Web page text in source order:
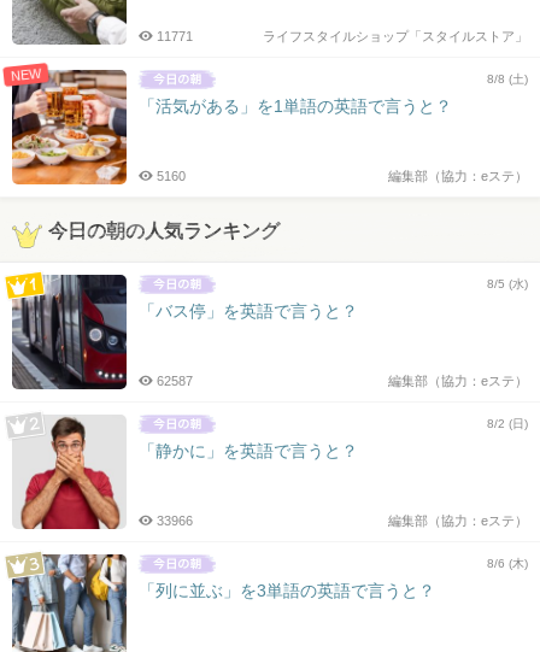
ライフスタイルショップ「スタイルストア」
11771
NEW 8/8 (土)
「活気がある」を1単語の英語で言うと？
編集部（協力：eステ）
5160
今日の朝の人気ランキング
8/5 (水)
「バス停」を英語で言うと？
編集部（協力：eステ）
62587
8/2 (日)
「静かに」を英語で言うと？
編集部（協力：eステ）
33966
8/6 (木)
「列に並ぶ」を3単語の英語で言うと？